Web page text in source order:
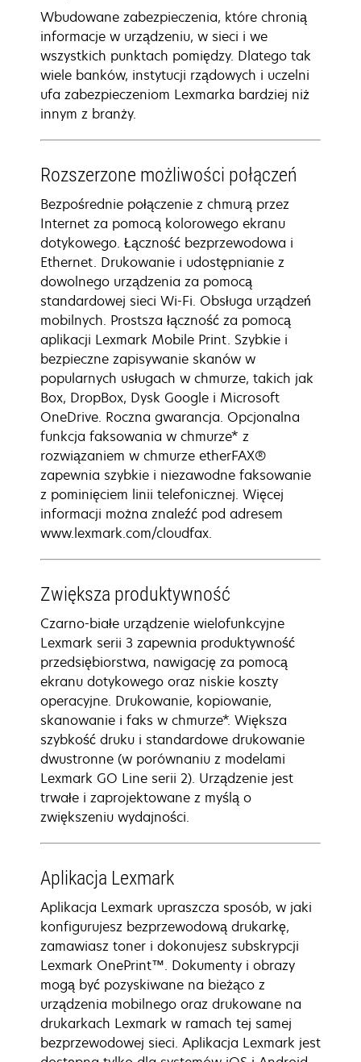
Wbudowane zabezpieczenia, które chronią
informacje w urządzeniu, w sieci i we
wszystkich punktach pomiędzy. Dlatego tak
wiele banków, instytucji rządowych i uczelni
ufa zabezpieczeniom Lexmarka bardziej niż
innym z branży.
Rozszerzone możliwości połączeń
Bezpośrednie połączenie z chmurą przez
Internet za pomocą kolorowego ekranu
dotykowego. Łączność bezprzewodowa i
Ethernet. Drukowanie i udostępnianie z
dowolnego urządzenia za pomocą
standardowej sieci Wi-Fi. Obsługa urządzeń
mobilnych. Prostsza łączność za pomocą
aplikacji Lexmark Mobile Print. Szybkie i
bezpieczne zapisywanie skanów w
popularnych usługach w chmurze, takich jak
Box, DropBox, Dysk Google i Microsoft
OneDrive. Roczna gwarancja. Opcjonalna
funkcja faksowania w chmurze* z
rozwiązaniem w chmurze etherFAX®
zapewnia szybkie i niezawodne faksowanie
z pominięciem linii telefonicznej. Więcej
informacji można znaleźć pod adresem
www.lexmark.com/cloudfax.
Zwiększa produktywność
Czarno-białe urządzenie wielofunkcyjne
Lexmark serii 3 zapewnia produktywność
przedsiębiorstwa, nawigację za pomocą
ekranu dotykowego oraz niskie koszty
operacyjne. Drukowanie, kopiowanie,
skanowanie i faks w chmurze*. Większa
szybkość druku i standardowe drukowanie
dwustronne (w porównaniu z modelami
Lexmark GO Line serii 2). Urządzenie jest
trwałe i zaprojektowane z myślą o
zwiększeniu wydajności.
Aplikacja Lexmark
Aplikacja Lexmark upraszcza sposób, w jaki
konfigurujesz bezprzewodową drukarkę,
zamawiasz toner i dokonujesz subskrypcji
Lexmark OnePrint™. Dokumenty i obrazy
mogą być pozyskiwane na bieżąco z
urządzenia mobilnego oraz drukowane na
drukarkach Lexmark w ramach tej samej
bezprzewodowej sieci. Aplikacja Lexmark jest